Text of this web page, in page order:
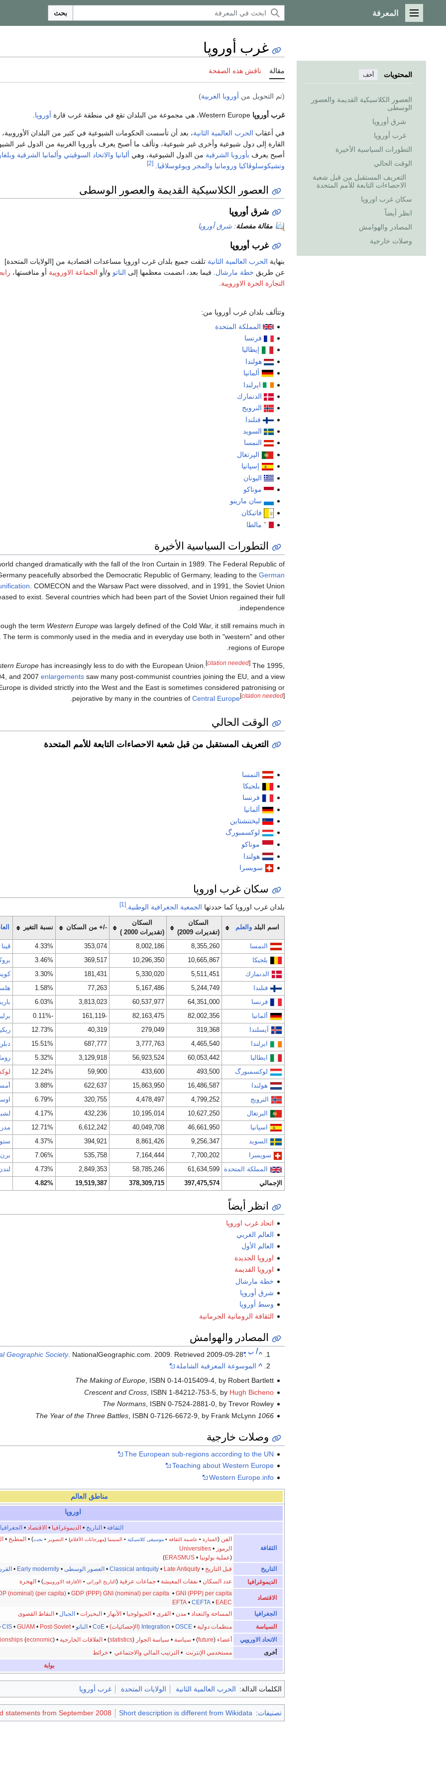
القائمة الرئيسية
المعرفة بحث
المحتويات أخف
العصور الكلاسيكية القديمة والعصور
الوسطى
شرق أوروپا
غرب أوروپا
التطورات السياسية الأخيرة
الوقت الحالي
التعريف المستقبل من قبل شعبة
الاحصاءات التابعة للأمم المتحدة
سكان غرب اوروپا
انظر أيضاً
المصادر والهوامش
وصلات خارجية
غرب أوروپا
مقالة ناقش هذه الصفحة
(تم التحويل من أوروبا الغربية)
غرب أوروپا أوروپا
في أعقاب الحرب العالمية الثانية، بعد أن تأسست الحكومات الشيوعية في كثير من البلدان
القارة إلى دول شيوعية وأخرى غير شيوعية، وتألف ما أصبح يعرف بأوروبا الغربية من الدول غير
أصبح يعرف بأوروبا الشرقية من الدول الشيوعية، وهي ألبانيا والاتحاد السوڤيتي وألمانيا الشرقية
وتشيكوسلوڤاكيا ورومانيا والمجر ويوغوسلاڤيا [2]
العصور الكلاسيكية القديمة والعصور الوسطى
شرق أوروپا
مقالة مفصلة: شرق أوروپا
غرب أوروپا
بنهاية الحرب العالمية الثانية تلقت جميع بلدان غرب اوروپا مساعدات اقتصادية من [الولايات المتحدة]
عن طريق خطة مارشال . فيما بعد، انضمت معظمها إلى الناتو و/أو الجماعة الاوروپية أو منافستها،
التجارة الحرة الاوروپية
وتتألف بلدان غرب أوروپا من:
المملكة المتحدة
فرنسا
إيطاليا
هولندا
ألمانيا
ايرلندا
الدنمارك
النرويج
فنلندا
السويد
النمسا
الپرتغال
إسپانيا
اليونان
موناكو
سان مارينو
فاتيكان
مالطا
التطورات السياسية الأخيرة
changed dramatically with the fall of the Iron Curtain in 1989. The Federal Republic of
peacefully absorbed the Democratic Republic of Germany, leading to the German
. COMECON and the Warsaw Pact were dissolved, and in 1991, the Soviet Union
to exist. Several countries which had been part of the Soviet Union regained their full
independence.
the term Western Europe was largely defined of the Cold War, it still remains much in
The term is commonly used in the media and in everyday use both in "western" and other
regions of Europe.
Europe has increasingly less to do with the European Union. [citation needed] The 1995,
and 2007 enlargements saw many post-communist countries joining the EU, and a view
is divided strictly into the West and the East is sometimes considered patronising or
pejorative by many in the countries of Central Europe[citation needed]
الوقت الحالي
التعريف المستقبل من قبل شعبة الاحصاءات التابعة للأمم المتحدة
النمسا
بلجيكا
فرنسا
ألمانيا
ليختنشتاين
لوكسمبورگ
موناكو
هولندا
سويسرا
سكان غرب اوروپا
بلدان غرب اوروپا كما حددتها الجمعية الجغرافية الوطنية [1]
اسم البلد والعلم
السكان
(تقديرات 2009)
السكان
(تقديرات 2000 )
-/+ من السكان نسبة التغير
النمسا 8,355,260
8,002,186
353,074
4.33%
ڤينا
بلجيكا
10,665,867
10,296,350
369,517
3.46%
الدنمارك
5,511,451
5,330,020
181,431
3.30%
فنلندا
5,244,749
5,167,486
77,263
1.58%
فرنسا
64,351,000
60,537,977
3,813,023
6.03%
ألمانيا
82,002,356
82,163,475
-161,119
-0.11%
آيسلندا
319,368
279,049
40,319
12.73%
ايرلندا
4,465,540
3,777,763
687,777
15.51%
ايطاليا
60,053,442
56,923,524
3,129,918
5.32%
روما
لوكسمبورگ
493,500
433,600
59,900
12.24%
هولندا
16,486,587
15,863,950
622,637
3.88%
النرويج
4,799,252
4,478,497
320,755
6.79%
البرتغال
10,627,250
10,195,014
432,236
4.17%
اسپانيا
46,661,950
40,049,708
6,612,242
12.71%
السويد
9,256,347
8,861,426
394,921
4.37%
سويسرا
7,700,202
7,164,444
535,758
7.06%
برن
المملكة المتحدة
61,634,599
58,785,246
2,849,353
4.73%
الإجمالي
397,475,574
378,309,715
19,519,387
4.82%
انظر أيضاً
اتحاد غرب اوروپا
العالم الغربي
العالم الأول
اوروپا الجديدة
اوروپا القديمة
خطة مارشال
شرق أوروپا
وسط أوروپا
الثقافة الرومانية الجرمانية
المصادر والهوامش
^أ ب "Western Europe"
Geographic Society. NationalGeographic.com. 2009 . Retrieved 2009-09-28
^ الموسوعة المعرفية الشاملة
The Making of Europe, ISBN 0-14-015409-4, by Robert Bartlett
Crescent and Cross, ISBN 1-84212-753-5, by Hugh Bicheno
The Normans, ISBN 0-7524-2881-0, by Trevor Rowley
1066 The Year of the Three Battles
, ISBN 0-7126-6672-9, by Frank McLynn
وصلات خارجية
The European sub-regions according to the UN
Teaching about Western Europe
Western Europe.info
مناطق العالم
اوروپا
الثقافة • التاريخ • الديموغرافيا • الاقتصاد • الجغرافيا
الثقافة
الفن (العمارة • عاصمة الثقافة •موسيقى كلاسيكية • السينما (مهرجانات الأفلام) • التصوير • نحت) • المطبخ •
الرموز •
Universities
(عملية بولونيا •
ERASMUS
)
التاريخ
قبل التاريخ •
Classical antiquity• Late Antiquity
• العصور الوسطى •
Early modernity
• القرن
الديموغرافيا
عدد السكان •نفقات المعيشة •جماعات عرقية (التاريخ الوراثي • الأفارقة الاوروپيون) • الهجرة
الاقتصاد
(nominal) (per capita)• GDP (PPP) GNI (nominal) per capita• GNI (PPP) per capita
EFTA• CEFTA• EAEC
الجغرافيا
المساحة والتعداد •مدن • القرى • الجيولوجيا • الأنهار • البحيرات • الجبال • النقاط القصوى
السياسة
منظمات دولية •
Integration • OSCE (الإحصائيات) •
CoE
• الناتو •
CIS• GUAM • Post-Soviet
الاتحاد الاوروپي
أعضاء (
future
) • سياسة • سياسة الجوار (
statistics
) • العلاقات الخارجية •
(economic) •
أخرى
مستخدمي الإنترنت • الترتيب المالي والاجتماعي •خرائط
بوابة
الكلمات الدالة: الحرب العالمية الثانية الولايات المتحدة غرب أوروپا
تصنيفات:
Short description is different from Wikidata
statements from September 2008